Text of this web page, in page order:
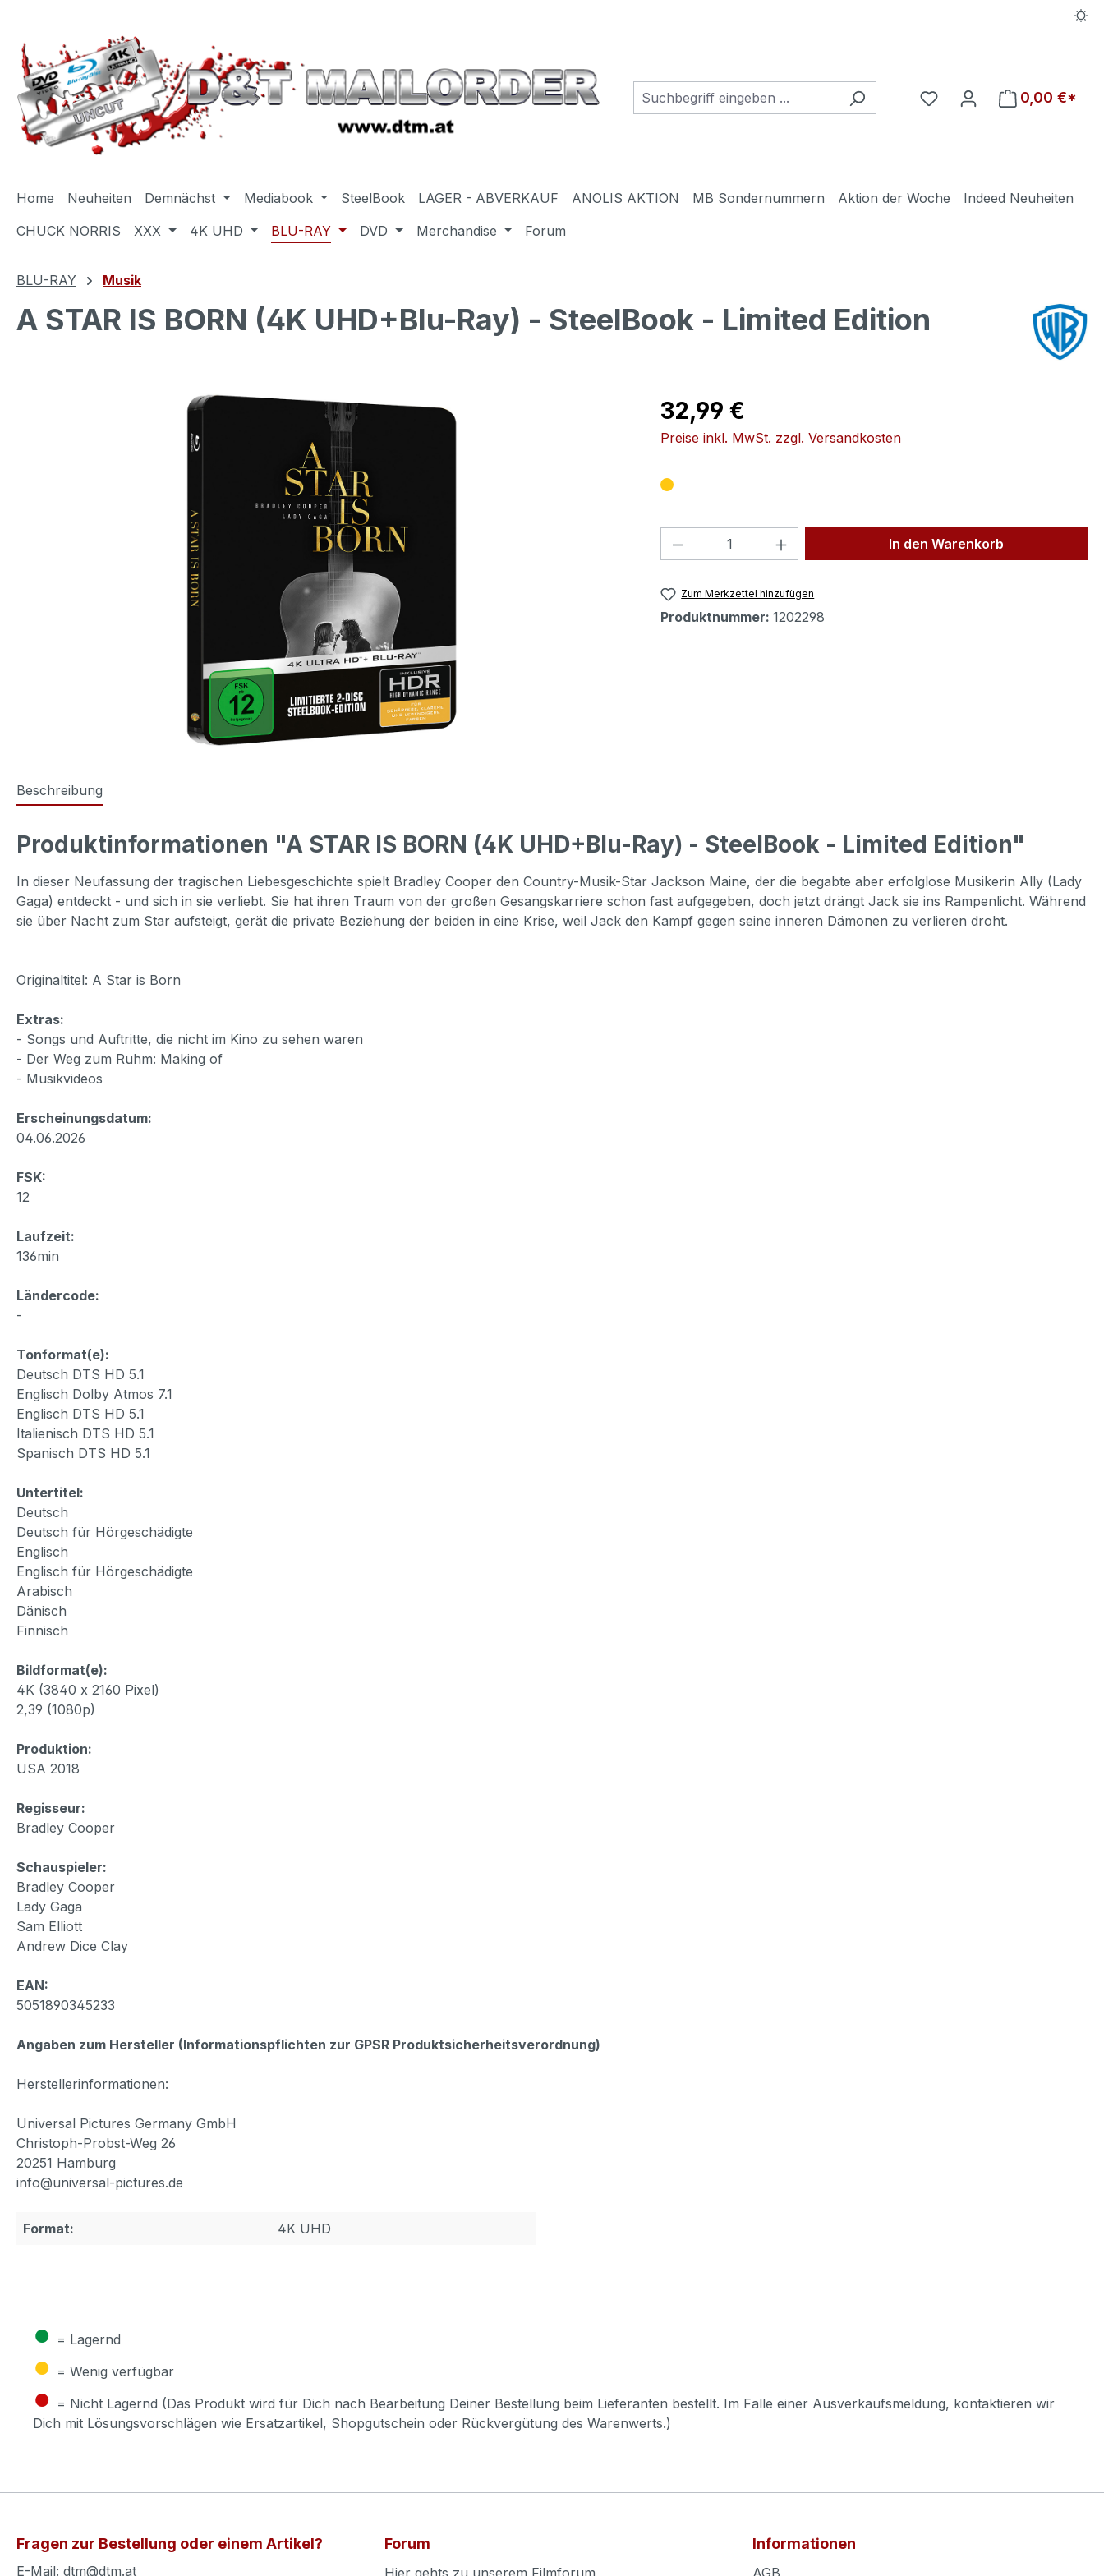
Du hast 0 Produkte auf
0,00 €*
Home Neuheiten Demnächst Mediabook SteelBook LAGER - ABVERKAUF ANOLIS AKTION MB Sondernummern Aktion der Woche
Indeed Neuheiten
CHUCK NORRIS
XXX 4K UHD BLU-RAY DVD Merchandise Forum
BLU-RAY Musik
A STAR IS BORN (4K UHD+Blu-Ray) - SteelBook - Limited Edition
Regulärer Preis:
32,99 €
Preise inkl. MwSt. zzgl. Versandkosten
Produkt Anzahl: Gib den gewünschten Wert
In den Warenkorb
Zum Merkzettel hinzufügen
Produktnummer: 1202298
Beschreibung
Produktinformationen "A STAR IS BORN (4K UHD+Blu-Ray) - SteelBook - Limited Edition"
In dieser Neufassung der tragischen Liebesgeschichte spielt Bradley Cooper den Country-Musik-Star Jackson Maine, der die begabte aber erfolglose Musikerin Ally (Lady
Gaga) entdeckt - und sich in sie verliebt. Sie hat ihren Traum von der großen Gesangskarriere schon fast aufgegeben, doch jetzt drängt Jack sie ins Rampenlicht. Während
sie über Nacht zum Star aufsteigt, gerät die private Beziehung der beiden in eine Krise, weil Jack den Kampf gegen seine inneren Dämonen zu verlieren droht.
Originaltitel: A Star is Born
Extras:
- Songs und Auftritte, die nicht im Kino zu sehen waren
- Der Weg zum Ruhm: Making of
- Musikvideos
Erscheinungsdatum:
04.06.2026
FSK:
12
Laufzeit:
136min
Ländercode:
-
Tonformat(e):
Deutsch DTS HD 5.1
Englisch Dolby Atmos 7.1
Englisch DTS HD 5.1
Italienisch DTS HD 5.1
Spanisch DTS HD 5.1
Untertitel:
Deutsch
Deutsch für Hörgeschädigte
Englisch
Englisch für Hörgeschädigte
Arabisch
Dänisch
Finnisch
Bildformat(e):
4K (3840 x 2160 Pixel)
2,39 (1080p)
Produktion:
USA 2018
Regisseur:
Bradley Cooper
Schauspieler:
Bradley Cooper
Lady Gaga
Sam Elliott
Andrew Dice Clay
EAN:
5051890345233
Angaben zum Hersteller (Informationspflichten zur GPSR Produktsicherheitsverordnung)
Herstellerinformationen:
Universal Pictures Germany GmbH
Christoph-Probst-Weg 26
20251 Hamburg
info@universal-pictures.de
Format: 4K UHD
● = Lagernd
● = Wenig verfügbar
● = Nicht Lagernd (Das Produkt wird für Dich nach Bearbeitung Deiner Bestellung beim Lieferanten bestellt. Im Falle einer Ausverkaufsmeldung, kontaktieren wir
Dich mit Lösungsvorschlägen wie Ersatzartikel, Shopgutschein oder Rückvergütung des Warenwerts.)
Fragen zur Bestellung oder einem Artikel?
E-Mail: dtm@dtm.at
Forum
Hier gehts zu unserem Filmforum
Informationen
AGB